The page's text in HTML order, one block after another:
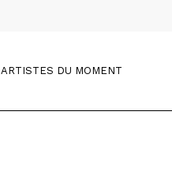
ARTISTES DU MOMENT